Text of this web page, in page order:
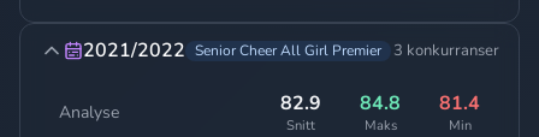
2021/2022 Senior Cheer All Girl Premier 3 konkurranser
Analyse 82.9
Snitt
84.8
Maks
81.4
Min